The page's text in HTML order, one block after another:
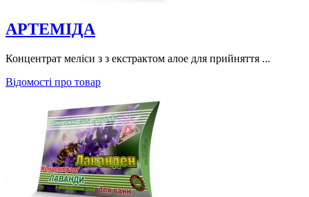
АРТЕМІДА
Концентрат меліси з з екстрактом алое для прийняття ...
Відомості про товар